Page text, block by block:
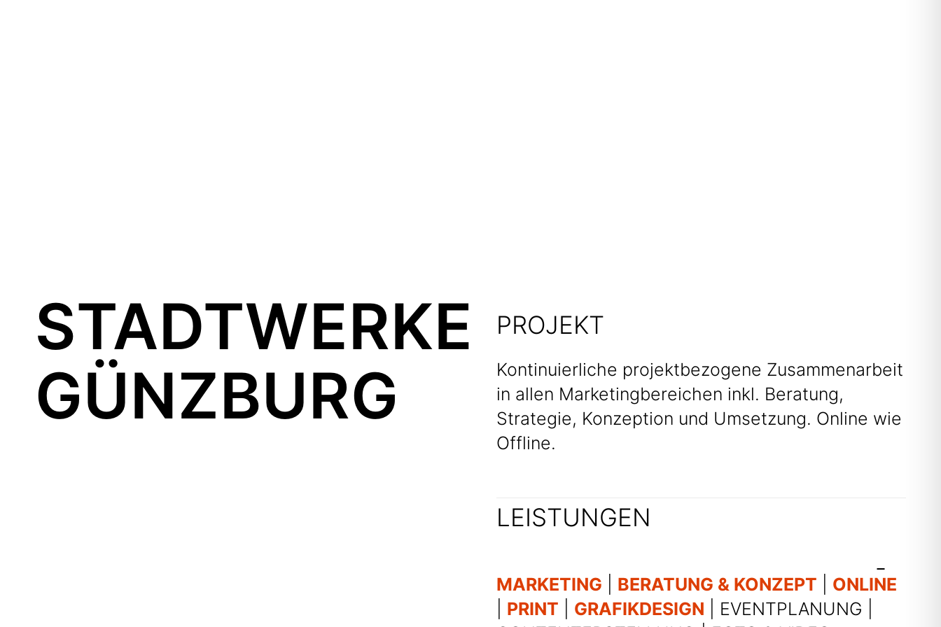
STADTWERKE
GÜNZBURG
PROJEKT
Kontinuierliche projektbezogene Zusammenarbeit
in allen Marketingbereichen inkl. Beratung,
Strategie, Konzeption und Umsetzung. Online wie
Offline.
LEISTUNGEN
MARKETING BERATUNG & KONZEPT
ONLINE
PRINT GRAFIKDESIGN | EVENTPLANUNG |